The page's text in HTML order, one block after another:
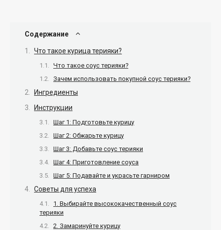
Содержание
Что такое курица терияки?
Что такое соус терияки?
Зачем использовать покупной соус терияки?
Ингредиенты
Инструкции
Шаг 1: Подготовьте курицу
Шаг 2: Обжарьте курицу
Шаг 3: Добавьте соус терияки
Шаг 4: Приготовление соуса
Шаг 5: Подавайте и украсьте гарниром
Советы для успеха
1. Выбирайте высококачественный соус
терияки
2. Замаринуйте курицу